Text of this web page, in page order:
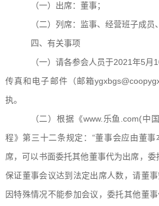
（一）出席：董事；
（二）列席：监事、 经营班子成员
四、有关事项
（一） 请各参会人员于2021年5月
传真和电子邮件（邮箱ygxbgs@
执。
（二）根据《www.乐鱼.com(中
程》第三十二条规定： “董事会应由董
席，可以书面委托其他董事代为出席，委
保证董事会议达到法定出席人数，请董
因特殊情况不能参加会议，委托其他董